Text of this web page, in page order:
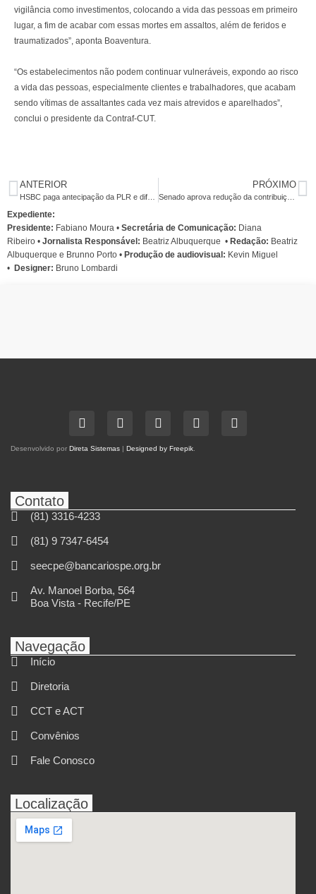
vigilância como investimentos, colocando a vida das pessoas em primeiro
lugar, a fim de acabar com essas mortes em assaltos, além de feridos e
traumatizados”, aponta Boaventura.
“Os estabelecimentos não podem continuar vulneráveis, expondo ao risco
a vida das pessoas, especialmente clientes e trabalhadores, que acabam
sendo vítimas de assaltantes cada vez mais atrevidos e aparelhados”,
conclui o presidente da Contraf-CUT.
ANTERIOR PRÓXIMO
Expediente:
Presidente: Fabiano Moura • Secretária de Comunicação: Diana
Ribeiro • Jornalista Responsável: Beatriz Albuquerque • Redação: Beatriz
Albuquerque e Brunno Porto • Produção de audiovisual: Kevin Miguel
• Designer: Bruno Lombardi
Desenvolvido por Direta Sistemas | Designed by Freepik.
Contato
(81) 3316-4233
(81) 9 7347-6454
seecpe@bancariospe.org.br
Av. Manoel Borba, 564
Boa Vista - Recife/PE
Navegação
Início
Diretoria
CCT e ACT
Convênios
Fale Conosco
Localização